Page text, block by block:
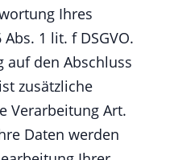
Ihres
1 lit. f DSGVO.
auf den Abschluss
zusätzliche
Verarbeitung Art.
Daten werden